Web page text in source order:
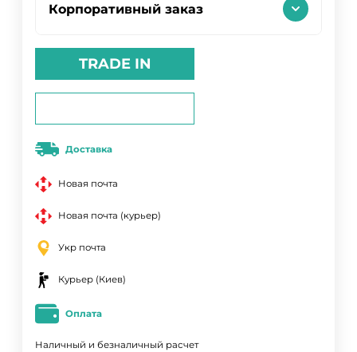
Корпоративный заказ
TRADE IN
Доставка
Новая почта
Новая почта (курьер)
Укр почта
Курьер (Киев)
Оплата
Наличный и безналичный расчет